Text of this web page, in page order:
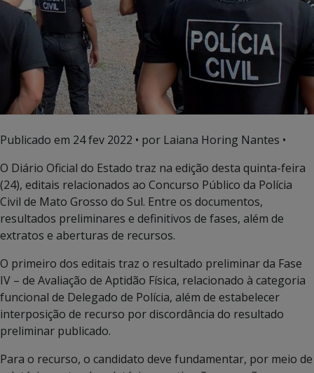
Publicado em 24 fev 2022 • por Laiana Horing Nantes •
O Diário Oficial do Estado traz na edição desta quinta-feira
(24), editais relacionados ao Concurso Público da Polícia
Civil de Mato Grosso do Sul. Entre os documentos,
resultados preliminares e definitivos de fases, além de
extratos e aberturas de recursos.
O primeiro dos editais traz o resultado preliminar da Fase
IV – de Avaliação de Aptidão Física, relacionado à categoria
funcional de Delegado de Polícia, além de estabelecer
interposição de recurso por discordância do resultado
preliminar publicado.
Para o recurso, o candidato deve fundamentar, por meio de